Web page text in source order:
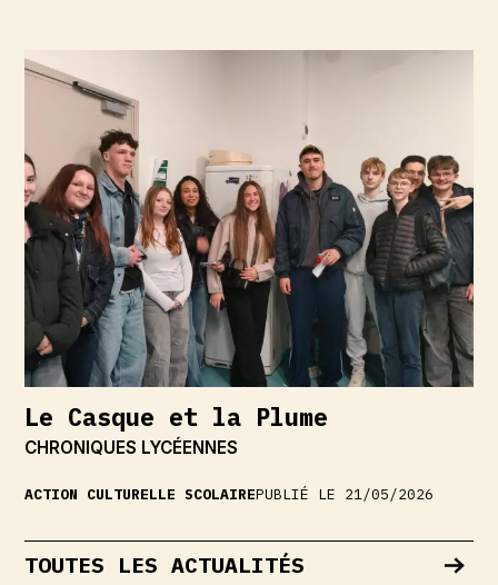
Le Casque et la Plume
CHRONIQUES LYCÉENNES
ACTION CULTURELLE SCOLAIREPUBLIÉ LE 21/05/2026
TOUTES LES ACTUALITÉS